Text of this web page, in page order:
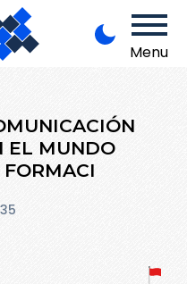
Menu
EL MUNDO